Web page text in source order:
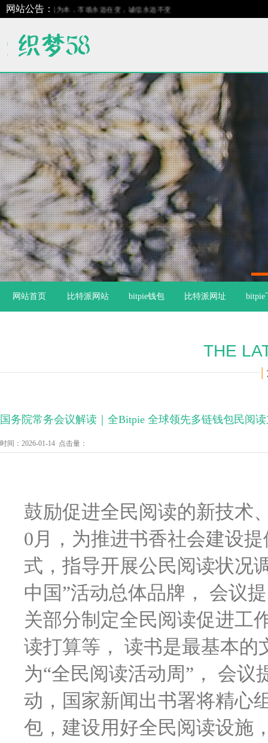
网站公告：诚信为本，市场永远在变，诚信永远不变
1
网站首页 比特派网站 bitpie钱包 比特派网址 bitpie
THE
|
国务院常务会议解读｜全Bitpie 全球领先多链钱包民阅
时间：2026-01-14 点击量：
鼓励促进全民阅读的新技术
0月，为推进书香社会建设
式，指导开展公民阅读状况
中国”活动总体品牌， 会议
关部分制定全民阅读促进工
读打算等， 读书是最基本的
为“全民阅读活动周”， 会
动，国家新闻出书署将精心
包，建设用好全民阅读设施